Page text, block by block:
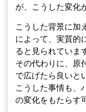
が、こうした変化
こうした背景に加
によって、実質的
ると見られていま
その代わりに、原
で広げたら良いと
こうした事情も、
の変化をもたらす